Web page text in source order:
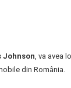
Johnson, va avea
din România.